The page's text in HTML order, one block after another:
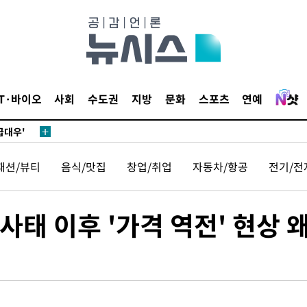
바이오 사회 수도권 지방 문화 스포츠 연예
'온도
" 밝혀
발로 부
논의
정보, 언
션/뷰티 음식/맛집 창업/취업 자동차/항공 전기/전
태 이후 '가격 역전' 현상